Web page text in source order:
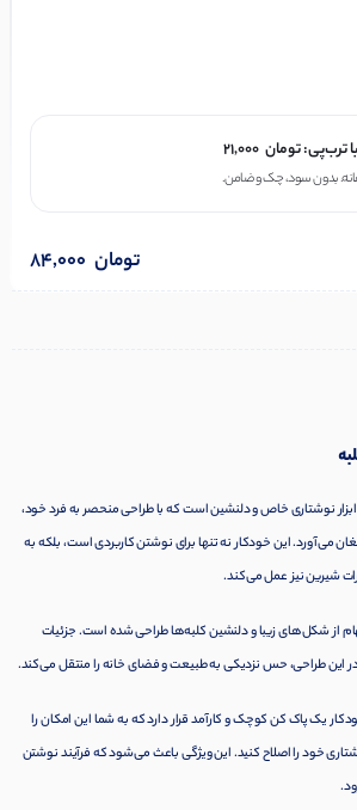
ترب‌پی: 21,000 تومان
84,000 تومان
نوشتاری خاص و دلنشین است که با طراحی منحصر به فرد خود،
می‌آورد. این خودکار نه تنها برای نوشتن کاربردی است، بلکه به
شیرین نیز عمل می‌کند.
از شکل‌های زیبا و دلنشین کلبه‌ها طراحی شده است. جزئیات
این طراحی، حس نزدیکی به طبیعت و فضای خانه را منتقل می‌کند.
یک پاک کن کوچک و کارآمد قرار دارد که به شما این امکان را
خود را اصلاح کنید. این ویژگی باعث می‌شود که فرآیند نوشتن